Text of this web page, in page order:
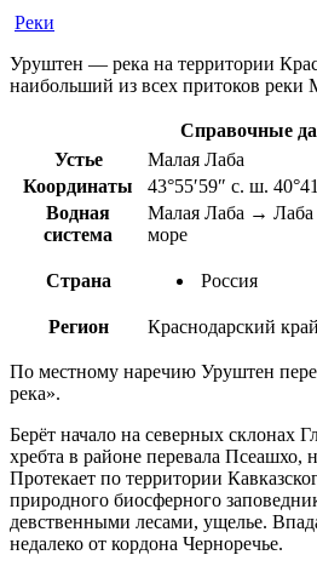
Реки
Уруштен — река на территории
наибольший из всех притоков реки
Справочные
Устье
Малая Лаба
Координаты
43°55′59″ с. ш.
Водная
система
Малая Лаба →
море
Страна Россия
Регион Краснодарский край
По местному наречию Уруштен
река».
Берёт начало на северных склонах
хребта в районе перевала Псеашхо,
Протекает по территории
природного биосферного
девственными лесами, ущелье.
недалеко от кордона Черноречье.